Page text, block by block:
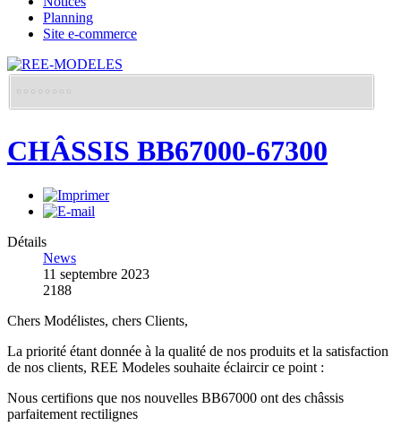
Planning
Site e-commerce
CHÂSSIS BB67000-67300
Détails
News
11 septembre 2023
2188
Chers Modélistes, chers Clients,
La priorité étant donnée à la qualité de nos produits et la satisfaction
de nos clients, REE Modeles souhaite éclaircir ce point :
Nous certifions que nos nouvelles BB67000 ont des châssis
parfaitement rectilignes